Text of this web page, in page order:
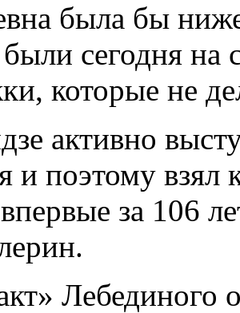
была бы
сегодня на
которые не
активно
и поэтому взял
за 106
Лебединого